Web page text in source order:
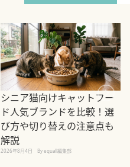
シニア猫向けキャットフー
ド人気ブランドを比較！選
び方や切り替えの注意点も
解説
2026年8月4日 By equall編集部